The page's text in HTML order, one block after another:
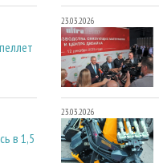
в 1,5
23.03.2026
23.03.2026